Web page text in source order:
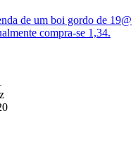
de um boi gordo de 19@
compra-se 1,34.